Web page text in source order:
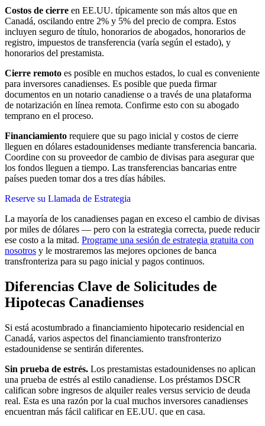
Costos de cierre en EE.UU. típicamente son más altos que en
Canadá, oscilando entre 2% y 5% del precio de compra. Estos
incluyen seguro de título, honorarios de abogados, honorarios de
registro, impuestos de transferencia (varía según el estado), y
honorarios del prestamista.
Cierre remoto es posible en muchos estados, lo cual es conveniente
para inversores canadienses. Es posible que pueda firmar
documentos en un notario canadiense o a través de una plataforma
de notarización en línea remota. Confirme esto con su abogado
temprano en el proceso.
Financiamiento requiere que su pago inicial y costos de cierre
lleguen en dólares estadounidenses mediante transferencia bancaria.
Coordine con su proveedor de cambio de divisas para asegurar que
los fondos lleguen a tiempo. Las transferencias bancarias entre
países pueden tomar dos a tres días hábiles.
Reserve su Llamada de Estrategia
La mayoría de los canadienses pagan en exceso el cambio de divisas
por miles de dólares — pero con la estrategia correcta, puede reducir
ese costo a la mitad. Programe una sesión de estrategia gratuita con
nosotros y le mostraremos las mejores opciones de banca
transfronteriza para su pago inicial y pagos continuos.
Diferencias Clave de Solicitudes de
Hipotecas Canadienses
Si está acostumbrado a financiamiento hipotecario residencial en
Canadá, varios aspectos del financiamiento transfronterizo
estadounidense se sentirán diferentes.
Sin prueba de estrés. Los prestamistas estadounidenses no aplican
una prueba de estrés al estilo canadiense. Los préstamos DSCR
califican sobre ingresos de alquiler reales versus servicio de deuda
real. Esta es una razón por la cual muchos inversores canadienses
encuentran más fácil calificar en EE.UU. que en casa.